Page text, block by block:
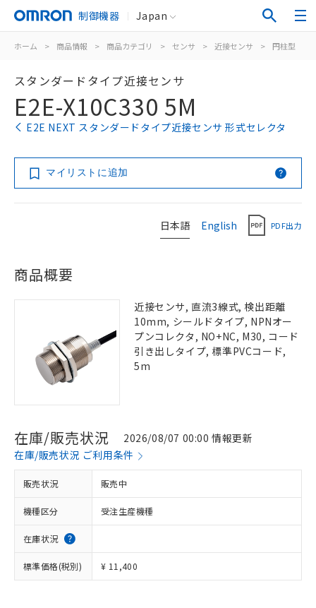
制御機器 Japan
ホーム > 商品情報 > 商品カテゴリ > センサ > 近接センサ > 円柱型
スタンダードタイプ近接センサ
E2E-X10C330 5M
E2E NEXT スタンダードタイプ近接センサ 形式セレクタ
マイリストに追加
日本語 English PDF出力
商品概要
近接センサ, 直流3線式, 検出距離
10mm, シールドタイプ, NPNオー
プンコレクタ, NO+NC, M30, コード
引き出しタイプ, 標準PVCコード,
5m
在庫/販売状況
2026/08/07 00:00 情報更新
在庫/販売状況 ご利用条件
販売状況 販売中
機種区分 受注生産機種
在庫状況
標準価格(税別) ¥ 11,400